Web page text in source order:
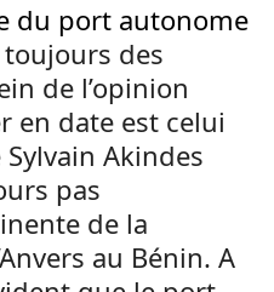
du port autonome
des
de l’opinion
en date est celui
Akindes
pas
de la
au Bénin. A